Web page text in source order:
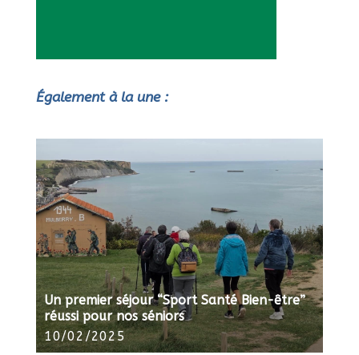
Également à la une :
Un premier séjour “Sport Santé Bien-être”
réussi pour nos séniors
10/02/2025